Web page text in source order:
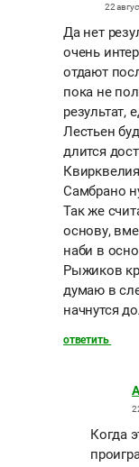
22
Да нет
очень
отдают
пока не
результат,
Лестьен
длится
Самбрано
Так же
основу,
наби в
Рыжиков
думаю в
начнутся
ответить
Когда